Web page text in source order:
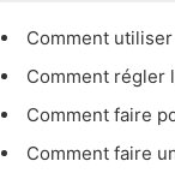
Comment
Comment régler
Comment faire
Comment faire